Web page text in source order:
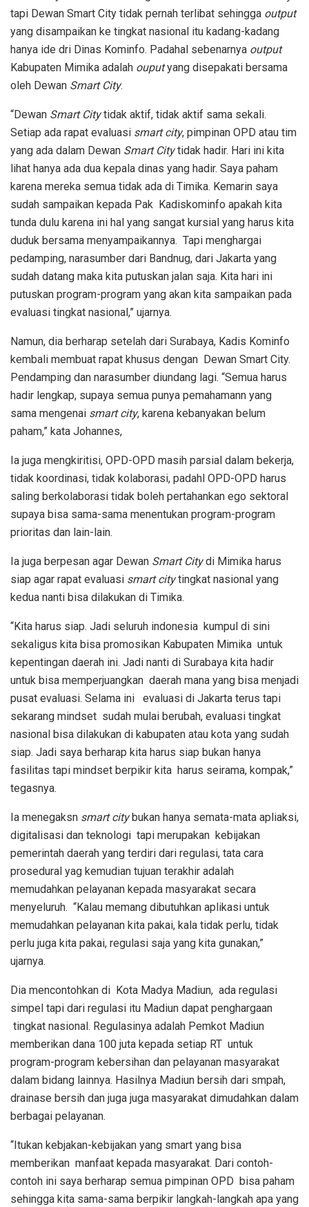
tapi Dewan Smart City tidak pernah terlibat sehingga output
yang disampaikan ke tingkat nasional itu kadang-kadang
hanya ide dri Dinas Kominfo. Padahal sebenarnya output
Kabupaten Mimika adalah ouputyang disepakati bersama
oleh Dewan Smart City.
“Dewan Smart Citytidak aktif, tidak aktif sama sekali.
Setiap ada rapat evaluasi smart city, pimpinan OPD atau tim
yang ada dalam Dewan Smart Citytidak hadir. Hari ini kita
lihat hanya ada dua kepala dinas yang hadir. Saya paham
karena mereka semua tidak ada di Timika. Kemarin saya
sudah sampaikan kepada Pak Kadiskominfo apakah kita
tunda dulu karena ini hal yang sangat kursial yang harus kita
duduk bersama menyampaikannya. Tapi menghargai
pedamping, narasumber dari Bandnug, dari Jakarta yang
sudah datang maka kita putuskan jalan saja. Kita hari ini
putuskan program-program yang akan kita sampaikan pada
evaluasi tingkat nasional,” ujarnya.
Namun, dia berharap setelah dari Surabaya, Kadis Kominfo
kembali membuat rapat khusus dengan Dewan Smart City.
Pendamping dan narasumber diundang lagi. “Semua harus
hadir lengkap, supaya semua punya pemahamann yang
sama mengenai smart city, karena kebanyakan belum
paham,” kata Johannes,
Ia juga mengkiritisi, OPD-OPD masih parsial dalam bekerja,
tidak koordinasi, tidak kolaborasi, padahl OPD-OPD harus
saling berkolaborasi tidak boleh pertahankan ego sektoral
supaya bisa sama-sama menentukan program-program
prioritas dan lain-lain.
Ia juga berpesan agar Dewan Smart Citydi Mimika harus
siap agar rapat evaluasi smart citytingkat nasional yang
kedua nanti bisa dilakukan di Timika.
“Kita harus siap. Jadi seluruh indonesia kumpul di sini
sekaligus kita bisa promosikan Kabupaten Mimika untuk
kepentingan daerah ini. Jadi nanti di Surabaya kita hadir
untuk bisa memperjuangkan daerah mana yang bisa menjadi
pusat evaluasi. Selama ini evaluasi di Jakarta terus tapi
sekarang mindset sudah mulai berubah, evaluasi tingkat
nasional bisa dilakukan di kabupaten atau kota yang sudah
siap. Jadi saya berharap kita harus siap bukan hanya
fasilitas tapi mindset berpikir kita harus seirama, kompak,”
tegasnya.
Ia menegaksn smart citybukan hanya semata-mata apliaksi,
digitalisasi dan teknologi tapi merupakan kebijakan
pemerintah daerah yang terdiri dari regulasi, tata cara
prosedural yag kemudian tujuan terakhir adalah
memudahkan pelayanan kepada masyarakat secara
menyeluruh. “Kalau memang dibutuhkan aplikasi untuk
memudahkan pelayanan kita pakai, kala tidak perlu, tidak
perlu juga kita pakai, regulasi saja yang kita gunakan,”
ujarnya.
Dia mencontohkan di Kota Madya Madiun, ada regulasi
simpel tapi dari regulasi itu Madiun dapat penghargaan
tingkat nasional. Regulasinya adalah Pemkot Madiun
memberikan dana 100 juta kepada setiap RT untuk
program-program kebersihan dan pelayanan masyarakat
dalam bidang lainnya. Hasilnya Madiun bersih dari smpah,
drainase bersih dan juga juga masyarakat dimudahkan dalam
berbagai pelayanan.
“Itukan kebjakan-kebijakan yang smart yang bisa
memberikan manfaat kepada masyarakat. Dari contoh-
contoh ini saya berharap semua pimpinan OPD bisa paham
sehingga kita sama-sama berpikir langkah-langkah apa yang